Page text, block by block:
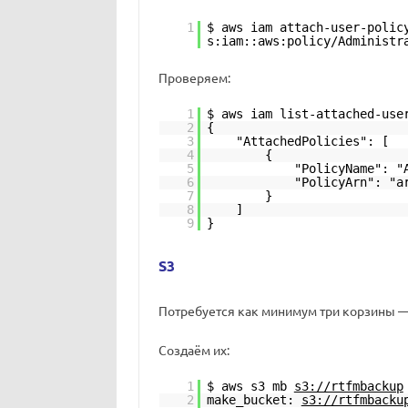
1
$ aws iam attach-user-
s:iam::aws:policy/
Проверяем:
1
$ aws iam list-attached-
2
{
3
"AttachedPolicies": [
4
{
5
"PolicyName":
6
"PolicyArn":
7
}
8
]
9
}
S3
Потребуется как минимум три корзины
Создаём их:
1 $ aws s3 mb s3://rtfmbackup
2
make_bucket: s3://